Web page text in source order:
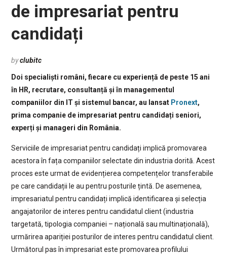
de impresariat pentru
candidați
byclubitc
Doi specialiști români, fiecare cu experiență de peste 15 ani
în HR, recrutare, consultanță și în managementul
companiilor din IT și sistemul bancar, au lansat Pronext,
prima companie de impresariat pentru candidați seniori,
experți și manageri din România.
Serviciile de impresariat pentru candidați implică promovarea
acestora în fața companiilor selectate din industria dorită. Acest
proces este urmat de evidențierea competențelor transferabile
pe care candidații le au pentru posturile țintă. De asemenea,
impresariatul pentru candidați implică identificarea și selecția
angajatorilor de interes pentru candidatul client (industria
targetată, tipologia companiei – națională sau multinațională),
urmărirea apariției posturilor de interes pentru candidatul client.
Următorul pas în impresariat este promovarea profilului